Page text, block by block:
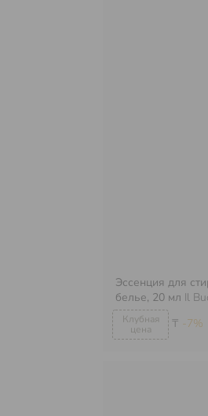
₸ -7%
Эссенция для
белье, 20 мл Il